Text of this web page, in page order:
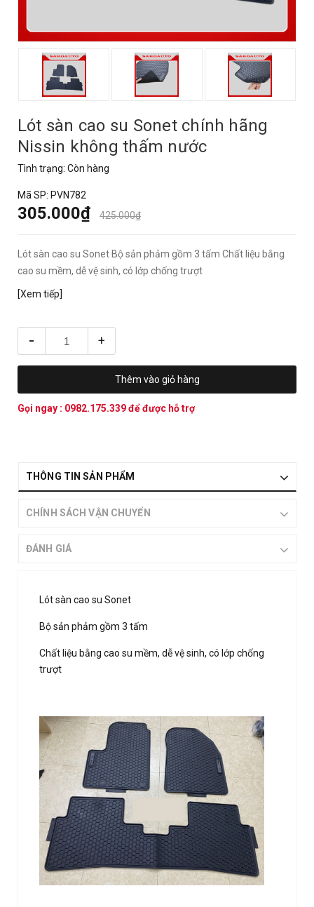
Lót sàn cao su Sonet chính hãng
Nissin không thấm nước
Tình trạng: Còn hàng
Mã SP: PVN782
305.000₫ 425.000₫
Lót sàn cao su Sonet Bộ sản phảm gồm 3 tấm Chất liệu bằng
cao su mềm, dễ vệ sinh, có lớp chống trượt
[Xem tiếp]
- +
Thêm vào giỏ hàng
Gọi ngay : 0982.175.339để được hỗ trợ
THÔNG TIN SẢN PHẨM
CHÍNH SÁCH VẬN CHUYỂN
ĐÁNH GIÁ
Lót sàn cao su Sonet
Bộ sản phảm gồm 3 tấm
Chất liệu bằng cao su mềm, dễ vệ sinh, có lớp chống
trượt